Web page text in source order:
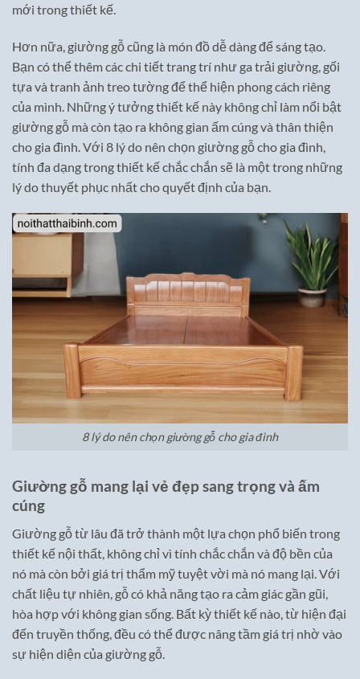
mới trong thiết kế.
Hơn nữa, giường gỗ cũng là món đồ dễ dàng để sáng tạo.
Bạn có thể thêm các chi tiết trang trí như ga trải giường, gối
tựa và tranh ảnh treo tường để thể hiện phong cách riêng
của mình. Những ý tưởng thiết kế này không chỉ làm nổi bật
giường gỗ mà còn tạo ra không gian ấm cúng và thân thiện
cho gia đình. Với 8 lý do nên chọn giường gỗ cho gia đình,
tính đa dạng trong thiết kế chắc chắn sẽ là một trong những
lý do thuyết phục nhất cho quyết định của bạn.
8 lý do nên chọn giường gỗ cho gia đình
Giường gỗ mang lại vẻ đẹp sang trọng và ấm
cúng
Giường gỗ từ lâu đã trở thành một lựa chọn phổ biến trong
thiết kế nội thất, không chỉ vì tính chắc chắn và độ bền của
nó mà còn bởi giá trị thẩm mỹ tuyệt vời mà nó mang lại. Với
chất liệu tự nhiên, gỗ có khả năng tạo ra cảm giác gần gũi,
hòa hợp với không gian sống. Bất kỳ thiết kế nào, từ hiện đại
đến truyền thống, đều có thể được nâng tầm giá trị nhờ vào
sự hiện diện của giường gỗ.